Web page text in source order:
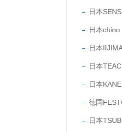
日本
日本chino
日本
日本TEAC
日本
德国
日本